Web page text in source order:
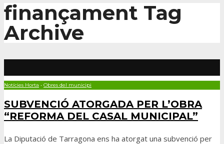
finançament Tag
Archive
Notícies Horta • Obres del municipi
SUBVENCIÓ ATORGADA PER L’OBRA
“REFORMA DEL CASAL MUNICIPAL”
La Diputació de Tarragona ens ha atorgat una subvenció per